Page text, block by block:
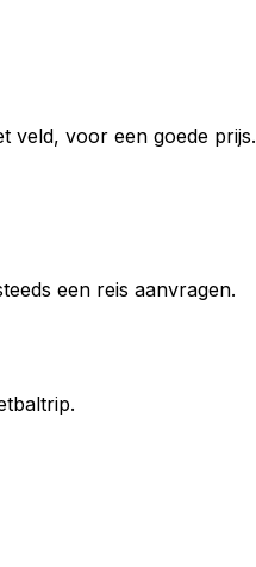
veld, voor een goede prijs.
een reis aanvragen.